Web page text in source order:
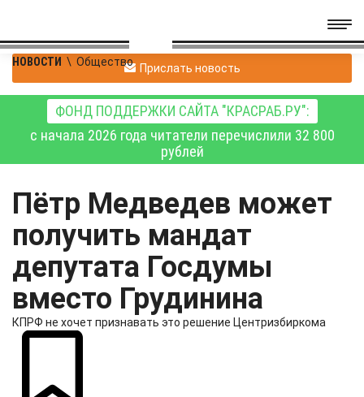
НОВОСТИ \ Общество Прислать новость
ФОНД ПОДДЕРЖКИ САЙТА "КРАСРАБ.РУ":
с начала 2026 года читатели перечислили 32 800
рублей
Пётр Медведев может
получить мандат
депутата Госдумы
вместо Грудинина
КПРФ не хочет признавать это решение Центризбиркома